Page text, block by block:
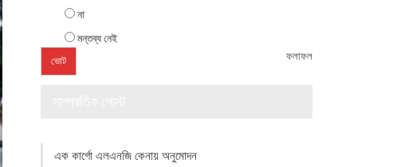
না
মন্তব্য নেই
ফলাফল
এক কার্গো এলএনজি কেনায় অনুমোদন